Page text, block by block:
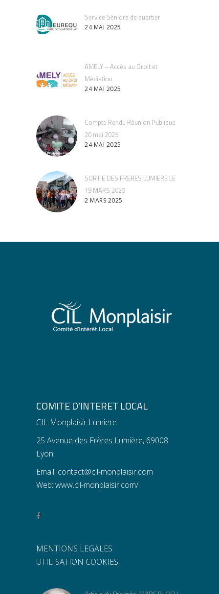
Service Séniors de quartier
24 MAI 2025
AMELY – Accès au Droit et
Médiation
24 MAI 2025
Compte Rendu Réunion Publique
20 mai 2025
24 MAI 2025
SORTIE DES FRERES LUMIERE LE
19 MARS 2025
2 MARS 2025
COMITE D’INTERET LOCAL
CIL Monplaisir Lumiere
25 Avenue des Frères Lumière, 69008
Lyon
Email: contact@cil-monplaisir.com
Web: www.cil-monplaisir.com/
MENTIONS LEGALES
UTILISATION COOKIES